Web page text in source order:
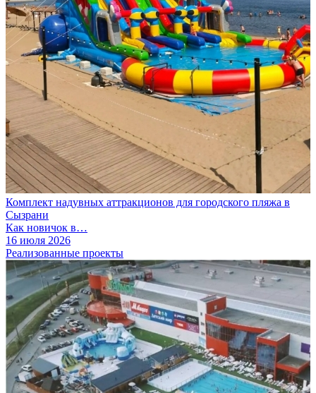
Комплект надувных аттракционов для городского пляжа в
Сызрани
Как новичок в…
16 июля 2026
Реализованные проекты